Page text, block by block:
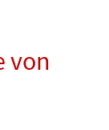
von